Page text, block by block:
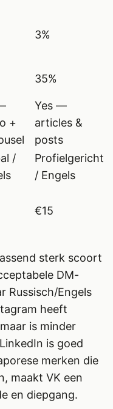
3%
35%
+
Yes —
articles &
posts
/
Profielgericht
/ Engels
€15
sterk scoort
DM-
Russisch/Engels
heeft
is minder
is goed
merken die
maakt VK een
en diepgang.